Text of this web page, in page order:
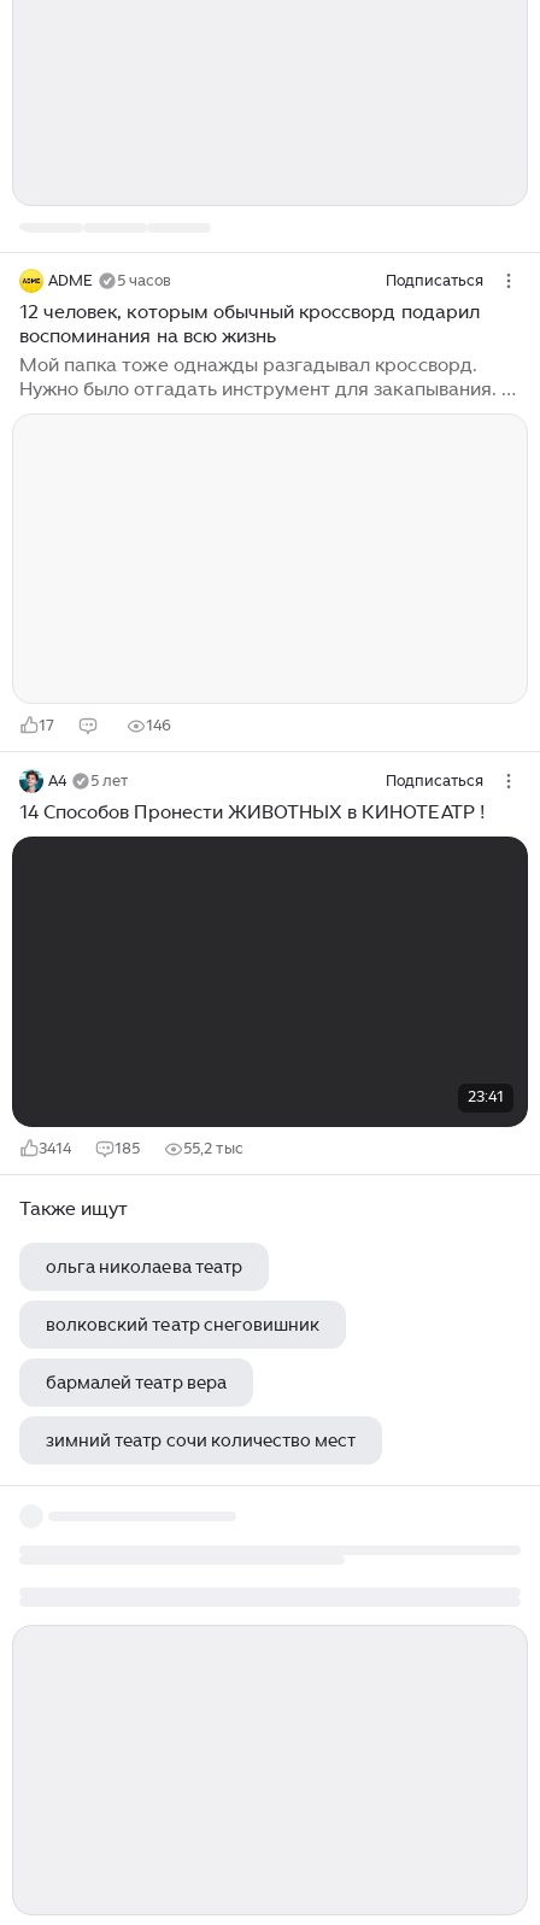
ADME 5 часов Подписаться
12 человек, которым обычный кроссворд подарил
воспоминания на всю жизнь
Мой папка тоже однажды разгадывал кроссворд.
Нужно было отгадать инструмент для закапывания. 7
букв. Естественно, он решил, что это что-то
17 146
A4 5 лет Подписаться
14 Способов Пронести ЖИВОТНЫХ в КИНОТЕАТР !
23:41
3414 185 55,2 тыс
Также ищут
ольга николаева театр
волковский театр снеговишник
бармалей театр вера
зимний театр сочи количество мест